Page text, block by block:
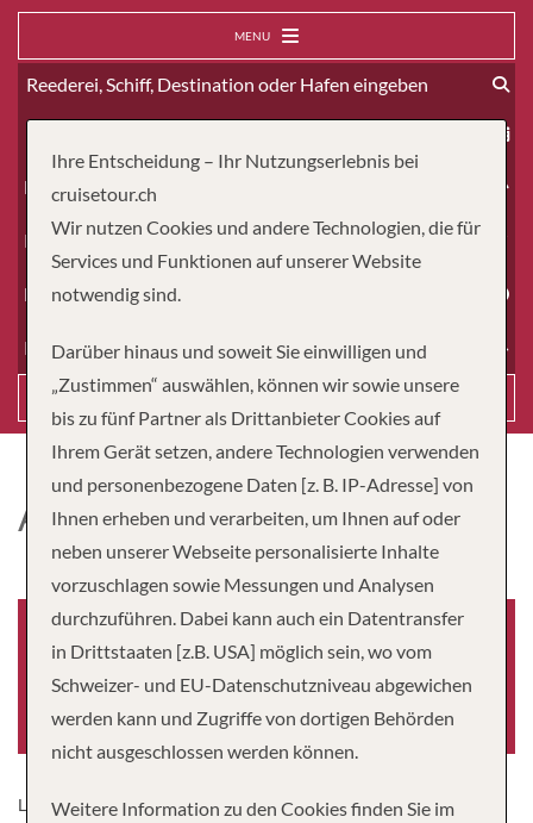
MENU
Erwachsene
Kinder
Dauer
Reiseart
Suchen
A-ROSA RIVA
Baujahr
2004
Passagiere
242
Lehnen Sie sich auf dem einladenden Sonnendeck, welches auf
Ihre Entscheidung – Ihr Nutzungserlebnis bei
cruisetour.ch
Wir nutzen Cookies und andere Technologien, die für
Services und Funktionen auf unserer Website
notwendig sind.
Darüber hinaus und soweit Sie einwilligen und
„Zustimmen“ auswählen, können wir sowie unsere
bis zu fünf Partner als Drittanbieter Cookies auf
Ihrem Gerät setzen, andere Technologien verwenden
und personenbezogene Daten [z. B. IP-Adresse] von
Ihnen erheben und verarbeiten, um Ihnen auf oder
neben unserer Webseite personalisierte Inhalte
vorzuschlagen sowie Messungen und Analysen
durchzuführen. Dabei kann auch ein Datentransfer
in Drittstaaten [z.B. USA] möglich sein, wo vom
Schweizer- und EU-Datenschutzniveau abgewichen
werden kann und Zugriffe von dortigen Behörden
nicht ausgeschlossen werden können.
Weitere Information zu den Cookies finden Sie im